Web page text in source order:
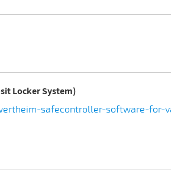
Locker System)
safecontroller-software-for-